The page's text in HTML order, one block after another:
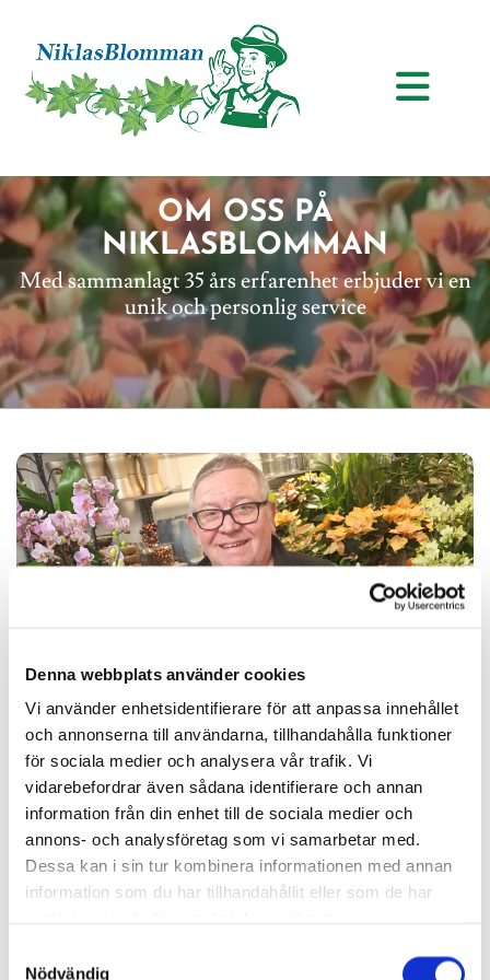
Denna webbplats använder cookies
Vi använder enhetsidentifierare för att anpassa innehållet
och annonserna till användarna, tillhandahålla funktioner
för sociala medier och analysera vår trafik. Vi
vidarebefordrar även sådana identifierare och annan
information från din enhet till de sociala medier och
annons- och analysföretag som vi samarbetar med.
Dessa kan i sin tur kombinera informationen med annan
information som du har tillhandahållit eller som de har
Nödvändig
OM OSS PÅ
NIKLASBLOMMAN
Med sammanlagt 35 års erfarenhet erbjuder vi en
unik och personlig service
Teamet på Niklasblomman